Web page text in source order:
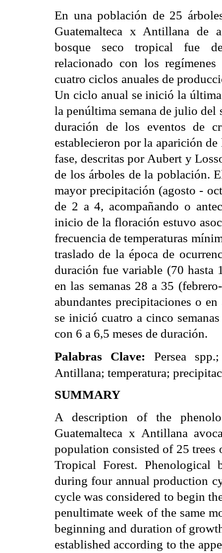
En una población de 25
Guatemalteca x Antillana de
bosque seco tropical fue
relacionado con los
cuatro ciclos anuales de
Un ciclo anual se inició la
la penúltima semana de julio
duración de los eventos de
establecieron por la aparición de
fase, descritas por Aubert y
de los árboles de la población.
mayor precipitación (agosto -
de 2 a 4, acompañando o
inicio de la floración estuvo
frecuencia de temperaturas
traslado de la época de
duración fue variable (70 hasta
en las semanas 28 a 35
abundantes precipitaciones o
se inició cuatro a cinco
con 6 a 6,5 meses de duración.
Palabras Clave:
Persea
Antillana; temperatura;
SUMMARY
A description of the
Guatemalteca x Antillana
population consisted of 25 trees
Tropical Forest. Phenological
during four annual production
cycle was considered to begin
penultimate week of the same
beginning and duration of
established according to the